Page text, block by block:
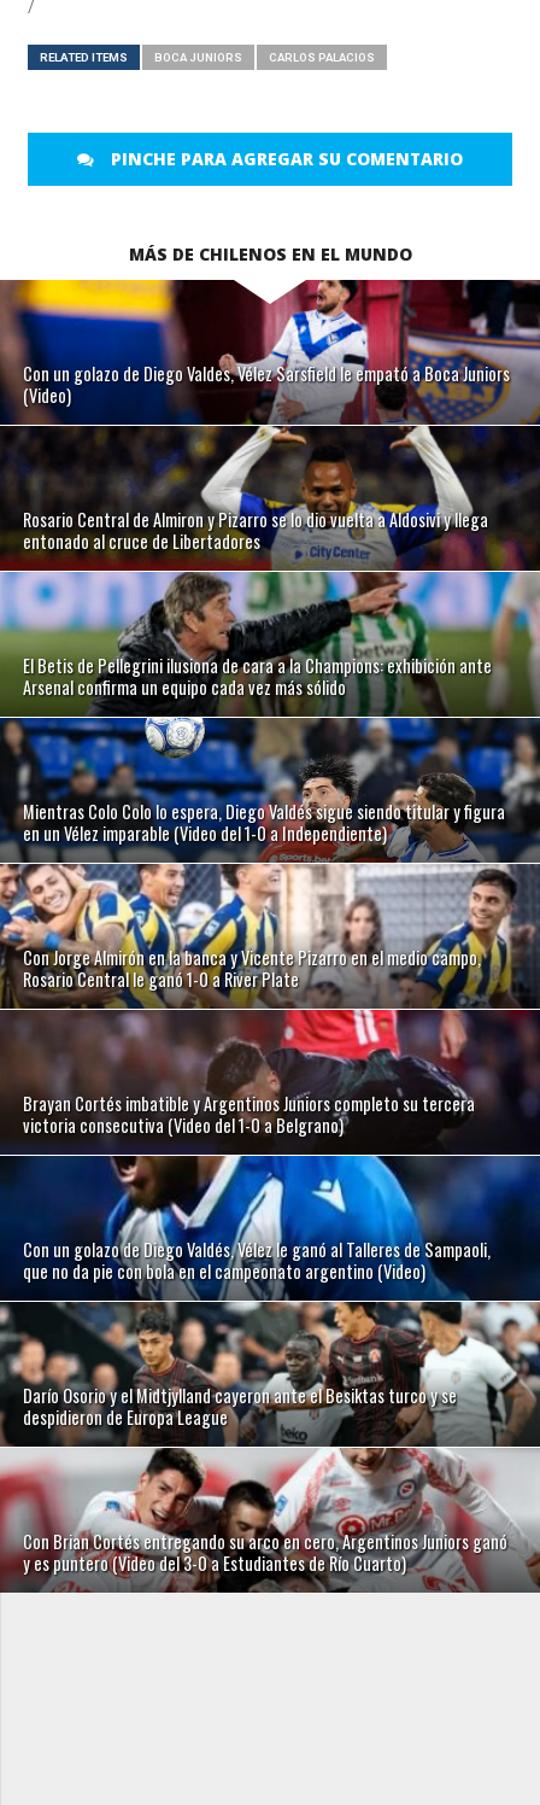
/
RELATED ITEMS BOCA JUNIORS CARLOS PALACIOS
PINCHE PARA AGREGAR SU COMENTARIO
MÁS DE CHILENOS EN EL MUNDO
Con un golazo de Diego Valdes, Vélez Sarsfield le empató a Boca Juniors
(Video)
Rosario Central de Almiron y Pizarro se lo dio vuelta a Aldosivi y llega
entonado al cruce de Libertadores
El Betis de Pellegrini ilusiona de cara a la Champions: exhibición ante
Arsenal confirma un equipo cada vez más sólido
Mientras Colo Colo lo espera, Diego Valdés sigue siendo titular y figura
en un Vélez imparable (Video del 1-0 a Independiente)
Con Jorge Almirón en la banca y Vicente Pizarro en el medio campo,
Rosario Central le ganó 1-0 a River Plate
Brayan Cortés imbatible y Argentinos Juniors completo su tercera
victoria consecutiva (Video del 1-0 a Belgrano)
Con un golazo de Diego Valdés, Vélez le ganó al Talleres de Sampaoli,
que no da pie con bola en el campeonato argentino (Video)
Darío Osorio y el Midtjylland cayeron ante el Besiktas turco y se
despidieron de Europa League
Con Brian Cortés entregando su arco en cero, Argentinos Juniors ganó
y es puntero (Video del 3-0 a Estudiantes de Río Cuarto)